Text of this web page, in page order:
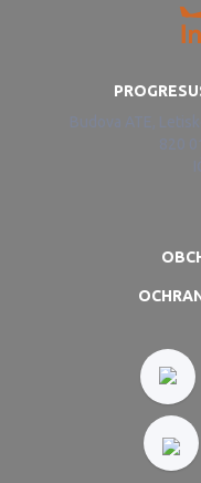
Budova ATE,
820